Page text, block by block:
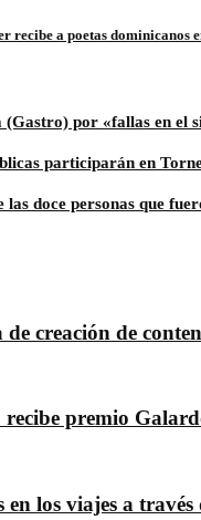
recibe a poetas dominicanos
por «fallas en el
participarán en
las doce personas que
creación de
premio
los viajes a través